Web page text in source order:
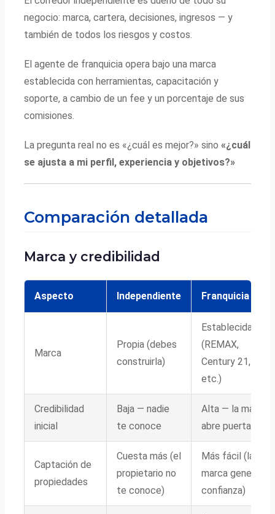
negocio: marca, cartera, decisiones, ingresos — y
también de todos los riesgos y costos.
El agente de franquicia opera bajo una marca
establecida con herramientas, capacitación y
soporte, a cambio de un fee y un porcentaje de sus
comisiones.
La pregunta real no es «¿cuál es mejor?» sino«¿cuál
se ajusta a mi perfil, experiencia y objetivos?»
Comparación detallada
Marca y credibilidad
Aspecto Independiente Franquicia
Marca
Propia (debes
construirla)
Establecida
(REMAX,
Century 21,
etc.)
Credibilidad
inicial
Baja — nadie
te conoce
Alta — la marca
abre puertas
Captación de
propiedades
Cuesta más (el
propietario no
te conoce)
Más fácil (la
marca genera
confianza)